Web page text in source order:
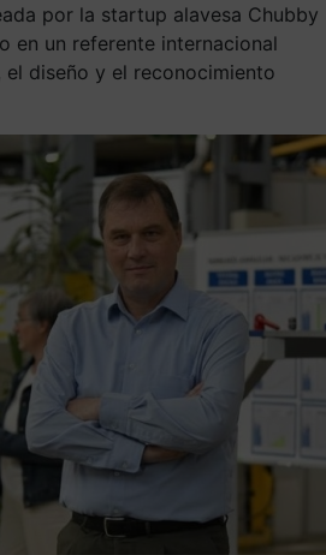
por la startup alavesa Chubby
en un referente internacional
diseño y el reconocimiento